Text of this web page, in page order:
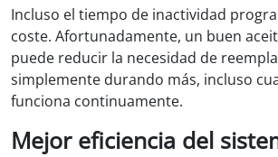
Incluso el tiempo de inactividad
coste. Afortunadamente, un buen
puede reducir la necesidad de
simplemente durando más, incluso
funciona continuamente.
Mejor eficiencia del